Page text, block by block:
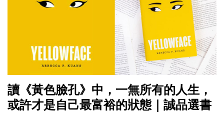
讀《黃色臉孔》中，一無所有的人生，
或許才是自己最富裕的狀態｜誠品選書